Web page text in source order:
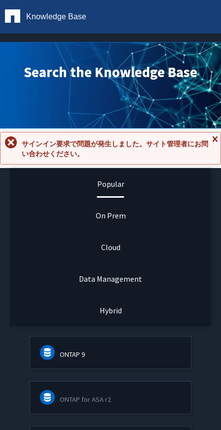
Knowledge Base
Search the Knowledge Base
セ
サインイン要求で問題が発生しました。サイト管理者にお問
い合わせください。
Popular
On Prem
Cloud
Data Management
Hybrid
ONTAP 9
ONTAP for ASA r2